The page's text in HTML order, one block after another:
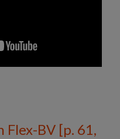
Flex-BV [p. 61,